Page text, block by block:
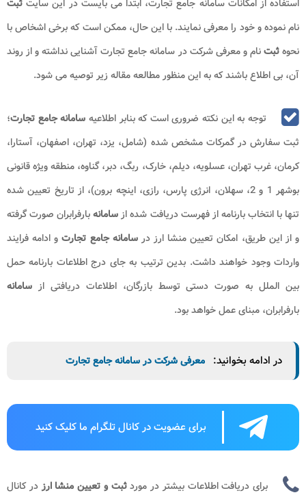
استفاده از امکانات سامانه جامع تجارت، ابتدا می بایست در این سایت ثبت
نام نموده و خود را معرفی نمایند. با این حال، ممکن است که برخی اشخاص با
نحوهثبتنام و معرفی شرکت در سامانه جامع تجارت آشنایی نداشته و از روند
آن، بی اطلاع باشند که به این منظور مطالعه مقاله زیر توصیه می شود.
توجه به این نکته ضروری است که بنابر اطلاعیه سامانه جامع تجارت؛
ثبت سفارش‌ در گمرکات مشخص شده (شامل، یزد، تهران، اصفهان، آستارا،
کرمان، غرب تهران، عسلویه، دیلم، خارک، ربگ، دبر، گناوه، منطقه ویژه قانونی
بوشهر 1 و 2، سهلان، انرژی پارس، رازی، اینچه برون)، از تاریخ تعیین شده
تنها با انتخاب بارنامه از فهرست دریافت شده ازسامانهبارفرابران صورت گرفته
و از این طریق، امکان تعیین منشا ارز در سامانه جامع تجارتو ادامه فرایند
واردات وجود خواهند داشت. بدین ترتیب به جای درج اطلاعات بارنامه حمل
بین‌ الملل به صورت دستی توسط بازرگان، اطلاعات دریافتی از سامانه
بارفرابران، مبنای عمل خواهد بود.
در ادامه بخوانید: معرفی شرکت در سامانه جامع تجارت
برای عضویت در کانال تلگرام ما کلیک کنید
برای دریافت اطلاعات بیشتر در موردثبت و تعیین منشا ارز​​ در کانال